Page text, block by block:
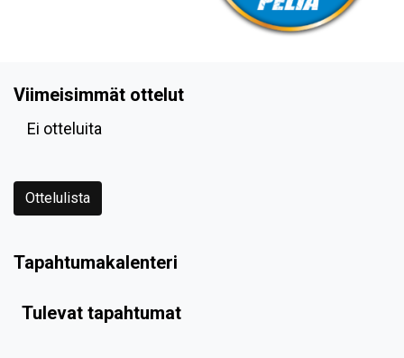
Viimeisimmät ottelut
Ei otteluita
Ottelulista
Tapahtumakalenteri
Tulevat tapahtumat